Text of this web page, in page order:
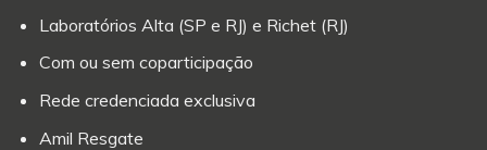
Laboratórios Alta (SP e RJ) e Richet (RJ)
Com ou sem coparticipação
Rede credenciada exclusiva
Amil Resgate